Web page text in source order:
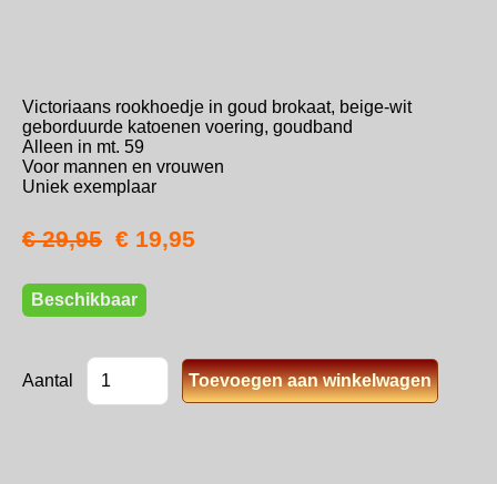
Victoriaans rookhoedje in goud brokaat, beige-wit
geborduurde katoenen voering, goudband
Alleen in mt. 59
Voor mannen en vrouwen
Uniek exemplaar
€ 29,95 € 19,95
Beschikbaar
Aantal